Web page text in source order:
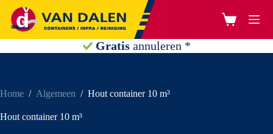
naar
inhoud
Gratisophaalverzoek
Home / Algemeen / Hout container 10 m³
Hout container 10 m³